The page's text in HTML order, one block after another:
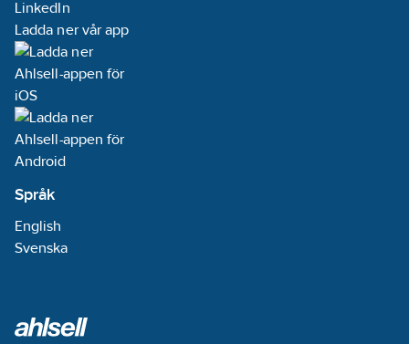
LinkedIn
Ladda ner vår app
Språk
English
Svenska